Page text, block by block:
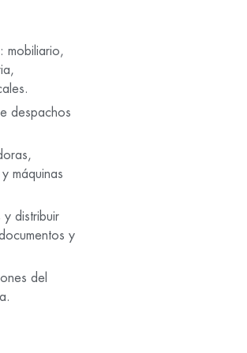
mobiliario,
despachos
máquinas
y distribuir
y
del